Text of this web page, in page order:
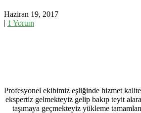
Haziran 19, 2017
| 1 Yorum
Profesyonel ekibimiz eşliğinde hizmet
ekspertiz gelmekteyiz gelip bakıp teyit
taşımaya geçmekteyiz yükleme